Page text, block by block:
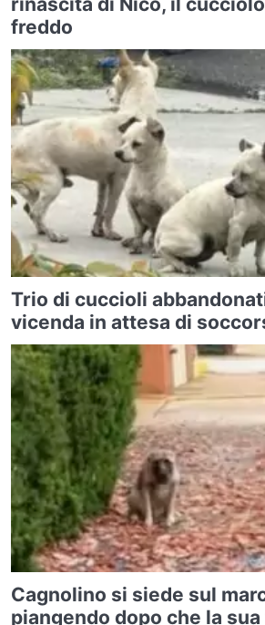
freddo
Trio di cuccioli
vicenda in attesa di
Cagnolino si siede sul
piangendo dopo che la